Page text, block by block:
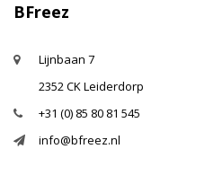
BFreez
Lijnbaan 7
2352 CK Leiderdorp
+31 (0) 85 80 81 545
info@bfreez.nl